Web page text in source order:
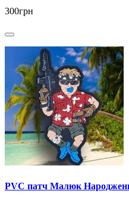
300грн
PVC патч Малюк